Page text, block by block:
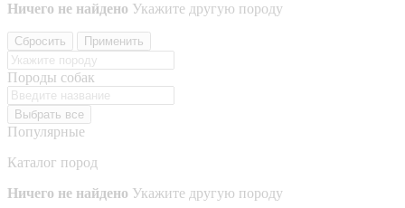
Ничего не найдено Укажите другую породу
Сбросить Применить
Породы собак
Выбрать все
Популярные
Каталог пород
Ничего не найдено Укажите другую породу